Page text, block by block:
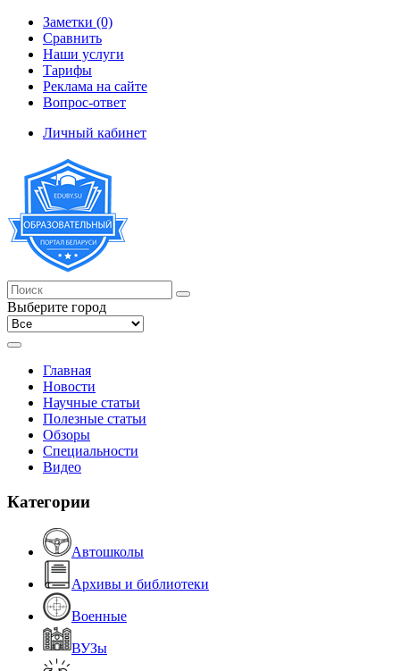
Заметки (0)
Сравнить
Наши услуги
Тарифы
Реклама на сайте
Вопрос-ответ
Личный кабинет
Выберите город
Главная
Новости
Научные статьи
Полезные статьи
Обзоры
Специальности
Видео
Категории
Автошколы
Архивы и библиотеки
Военные
ВУЗы